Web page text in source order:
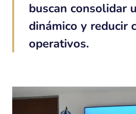
buscan consolidar
dinámico y reducir
operativos.